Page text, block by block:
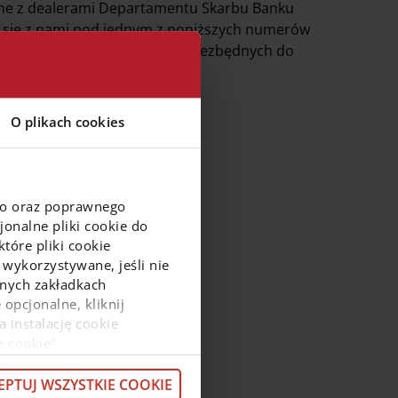
O plikach cookies
oraz poprawnego
pliki cookie do
pliki cookie
jeśli nie
zakładkach
opcjonalne, kliknij
instalację cookie
podlinkiem.
WSZYSTKIE COOKIE
z dealerami Departamentu Skarbu Banku
z nami pod jednym z poniższych numerów
i dokumentach niezbędnych do
do